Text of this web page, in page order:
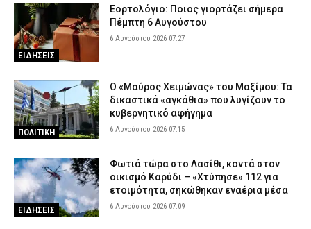
ΕΙΔΗΣΕΙΣ
Εορτολόγιο: Ποιος γιορτάζει σήμερα
Πέμπτη 6 Αυγούστου
6 Αυγούστου 2026 07:27
ΠΟΛΙΤΙΚΗ
Ο «Μαύρος Χειμώνας» του Μαξίμου: Τα
δικαστικά «αγκάθια» που λυγίζουν το
κυβερνητικό αφήγημα
6 Αυγούστου 2026 07:15
ΕΙΔΗΣΕΙΣ
Φωτιά τώρα στο Λασίθι, κοντά στον
οικισμό Καρύδι – «Χτύπησε» 112 για
ετοιμότητα, σηκώθηκαν εναέρια μέσα
6 Αυγούστου 2026 07:09